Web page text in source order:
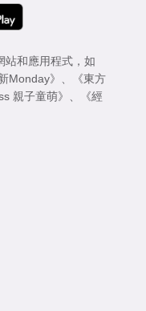
站和應用程式，如
Monday》
《東方
親子童萌》
《經